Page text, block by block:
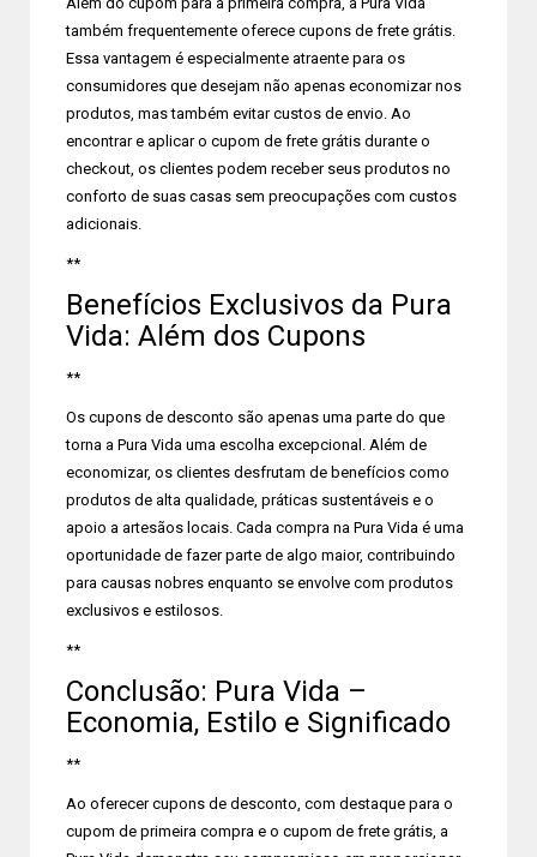
também frequentemente oferece cupons de frete grátis.
Essa vantagem é especialmente atraente para os
consumidores que desejam não apenas economizar nos
produtos, mas também evitar custos de envio. Ao
encontrar e aplicar o cupom de frete grátis durante o
checkout, os clientes podem receber seus produtos no
conforto de suas casas sem preocupações com custos
adicionais.
**
Benefícios Exclusivos da Pura
Vida: Além dos Cupons
**
Os cupons de desconto são apenas uma parte do que
torna a Pura Vida uma escolha excepcional. Além de
economizar, os clientes desfrutam de benefícios como
produtos de alta qualidade, práticas sustentáveis e o
apoio a artesãos locais. Cada compra na Pura Vida é uma
oportunidade de fazer parte de algo maior, contribuindo
para causas nobres enquanto se envolve com produtos
exclusivos e estilosos.
**
Conclusão: Pura Vida –
Economia, Estilo e Significado
**
Ao oferecer cupons de desconto, com destaque para o
cupom de primeira compra e o cupom de frete grátis, a